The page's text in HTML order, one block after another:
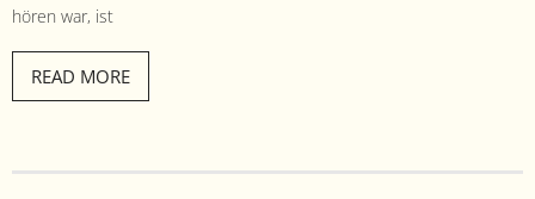
- Unser Team
- Satzung
hören war, ist
READ MORE